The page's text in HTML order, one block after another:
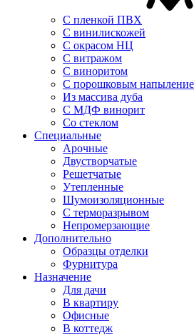
С пленкой ПВХ
С винилискожей
С окрасом НЦ
С витражом
С виноритом
С порошковым
Из массива дуба
С МДФ винорит
Со стеклом
Специальные
Арочные
Двустворчатые
Решетчатые
Утепленные
Шумоизоляционные
С терморазрывом
Непромерзающие
Дополнительно
Образцы отделки
Фурнитура
Назначение
Для дачи
В квартиру
Офисные
В коттедж